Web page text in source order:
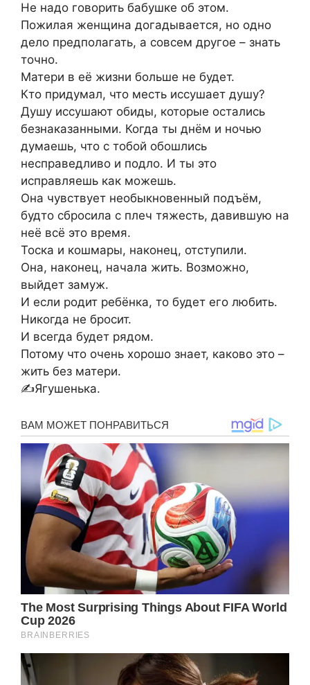
Не надо говорить бабушке об этом.
Пожилая женщина догадывается, но одно
дело предполагать, а совсем другое – знать
точно.
Матери в её жизни больше не будет.
Кто придумал, что месть иссушает душу?
Душу иссушают обиды, которые остались
безнаказанными. Когда ты днём и ночью
думаешь, что с тобой обошлись
несправедливо и подло. И ты это
исправляешь как можешь.
Она чувствует необыкновенный подъём,
будто сбросила с плеч тяжесть, давившую на
неё всё это время.
Тоска и кошмары, наконец, отступили.
Она, наконец, начала жить. Возможно,
выйдет замуж.
И если родит ребёнка, то будет его любить.
Никогда не бросит.
И всегда будет рядом.
Потому что очень хорошо знает, каково это –
жить без матери.
✍Ягушенька.